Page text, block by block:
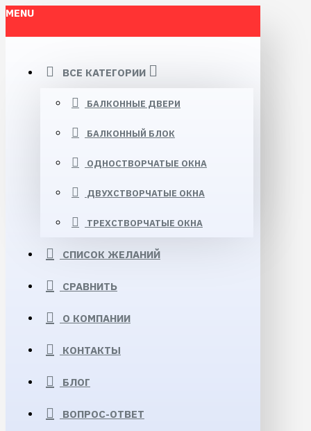
MENU
ВСЕ КАТЕГОРИИ
БАЛКОННЫЕ ДВЕРИ
БАЛКОННЫЙ БЛОК
ОДНОСТВОРЧАТЫЕ ОКНА
ДВУХСТВОРЧАТЫЕ ОКНА
ТРЕХСТВОРЧАТЫЕ ОКНА
СПИСОК ЖЕЛАНИЙ
СРАВНИТЬ
О КОМПАНИИ
КОНТАКТЫ
БЛОГ
ВОПРОС-ОТВЕТ